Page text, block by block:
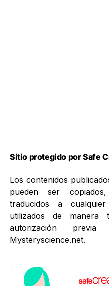
Sitio protegido por Safe
Los contenidos
pueden ser copiados,
traducidos a
utilizados de
autorización
Mysteryscience.net.